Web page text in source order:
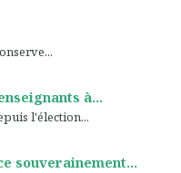
à...
l'élection...
souverainement...